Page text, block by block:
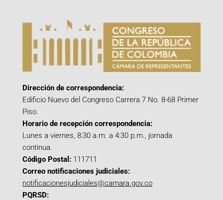
Dirección de correspondencia:
Edificio Nuevo del Congreso Carrera 7 No. 8-68 Primer
Piso.
Horario de recepción correspondencia:
Lunes a viernes, 8:30 a.m. a 4:30 p.m., jornada
continua.
Código Postal: 111711
Correo notificaciones judiciales:
notificacionesjudiciales@camara.gov.co
PQRSD: